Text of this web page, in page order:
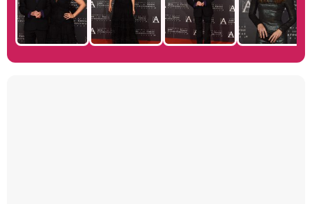
Manu Baqueiro: "Tuve como referente a Bruce Willis en 'Luz de Luna' para mi trabajo en la serie 'Perdiendo el juicio'"